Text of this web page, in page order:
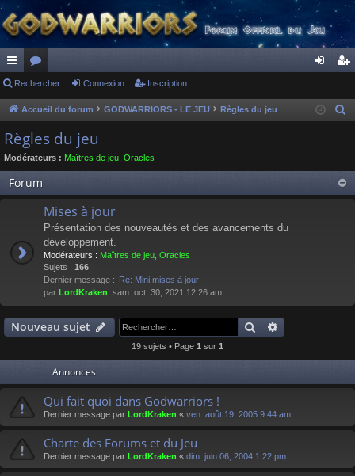
ac
co
ur
ci
s
or
u
m
s
ne cri
Rechercher Connexion Inscription
Accueil du forum GODWARRIORS - LE JEU Règles du jeu
r
Règles du jeu
Modérateurs : Maîtres de jeu Oracles
Forum
Mises à jour
Présentation des nouveautés et des avancements du
développement.
Modérateurs : Maîtres de jeu Oracles
Sujets : 166
Dernier message : Re: Mini mises à jour
par LordKraken , sam. oct. 30, 2021 12:26 am
Nouveau sujet Rechercher
19 sujets • Page 1 sur 1
Annonces
Qui fait quoi dans Godwarriors !
Dernier message par LordKraken « ven. août 19, 2005 9:44 am
Charte des Forums et du Jeu
Dernier message par LordKraken « dim. juin 06, 2004 1:22 pm